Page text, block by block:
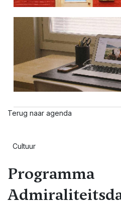
Terug naar agenda
Cultuur
Programma